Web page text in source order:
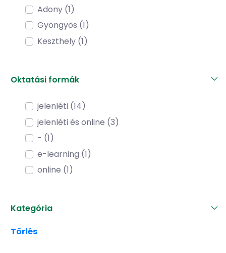
Adony (1)
Gyöngyös (1)
Keszthely (1)
Oktatási formák
jelenléti (14)
jelenléti és online (3)
- (1)
e-learning (1)
online (1)
Kategória
Törlés